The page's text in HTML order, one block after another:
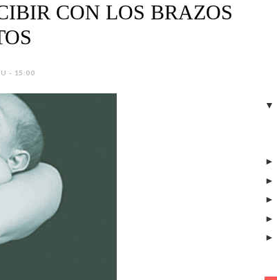
CON LOS BRAZOS
- 15:00
es tener en brazos a otro bebé. Son incontables e
el miedo, ese que creías controlado; emana la
para sonreír; pero también te asfixian la tristeza, la
▼
►
►
►
►
►